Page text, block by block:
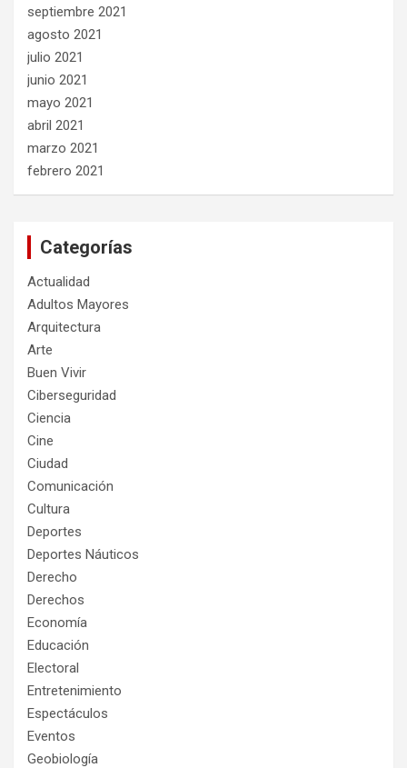
septiembre 2021
agosto 2021
julio 2021
junio 2021
mayo 2021
abril 2021
marzo 2021
febrero 2021
Categorías
Actualidad
Adultos Mayores
Arquitectura
Arte
Buen Vivir
Ciberseguridad
Ciencia
Cine
Ciudad
Comunicación
Cultura
Deportes
Deportes Náuticos
Derecho
Derechos
Economía
Educación
Electoral
Entretenimiento
Espectáculos
Eventos
Geobiología